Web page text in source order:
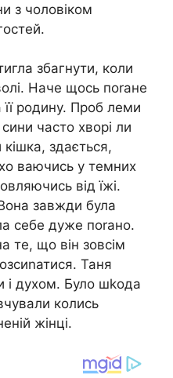
з чоловіком
збагнути, коли
Наче щось поrане
її родину. Проб леми
часто хворі ли
здається,
ваючись у темних
від їжі.
завжди була
себе дуже поrано.
те, що він зовсім
Таня
і духом. Було шkода
колись
жінці.